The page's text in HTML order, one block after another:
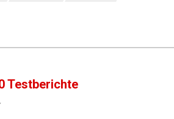
Teleskoplader
Testberichte